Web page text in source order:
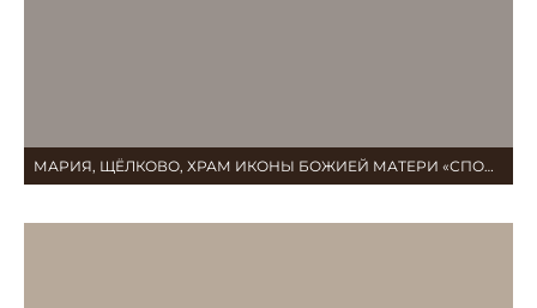
МАРИЯ, ЩЁЛКОВО, ХРАМ ИКОНЫ БОЖИЕЙ МАТЕРИ «СПОРИТЕЛЬНИЦА ХЛЕБОВ»